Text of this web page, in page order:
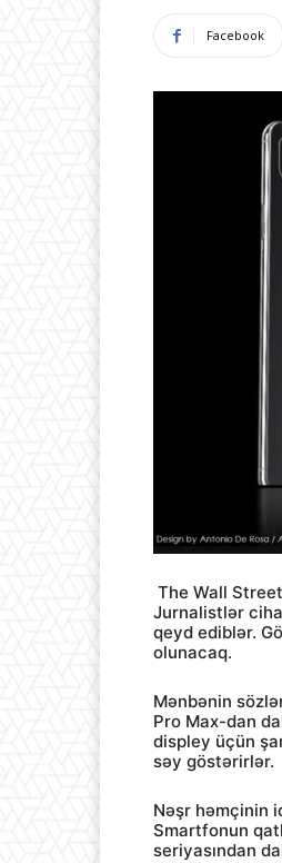
Facebook
The Wall
Jurnalistlər
qeyd ediblər.
olunacaq.
Mənbənin
Pro Max-dan
displey üçün
səy göstərirlər.
Nəşr həmçinin
Smartfonun
seriyasından